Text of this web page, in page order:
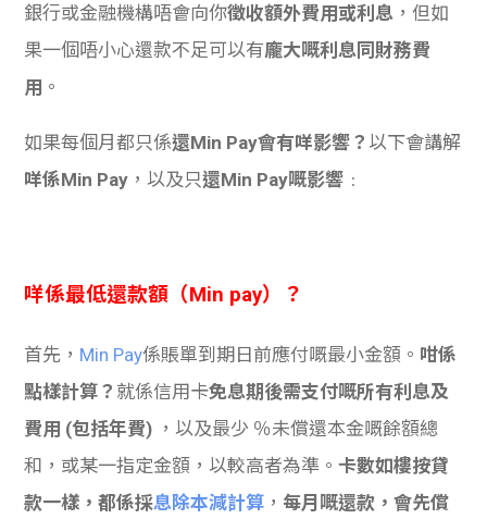
銀行或金融機構唔會向你徵收額外費用或利息 ，但如
果一個唔小心還款不足可以有龐大嘅利息同財務費
用 。
如果每個月都只係還Min Pay會有咩影響？ 以下會講解
咩係Min Pay ，以及只還Min Pay嘅影響 ﹕
咩係最低還款額（Min pay）？
首先， Min Pay係賬單到期日前應付嘅最小金額。 咁係
點樣計算？ 就係信用卡免息期後需支付嘅所有利息及
費用 (包括年費) ，以及最少 ％未償還本金嘅餘額總
和，或某一指定金額，以較高者為準。卡數如樓按貸
款一樣，都係採息除本減計算 ， 每月嘅還款，會先償